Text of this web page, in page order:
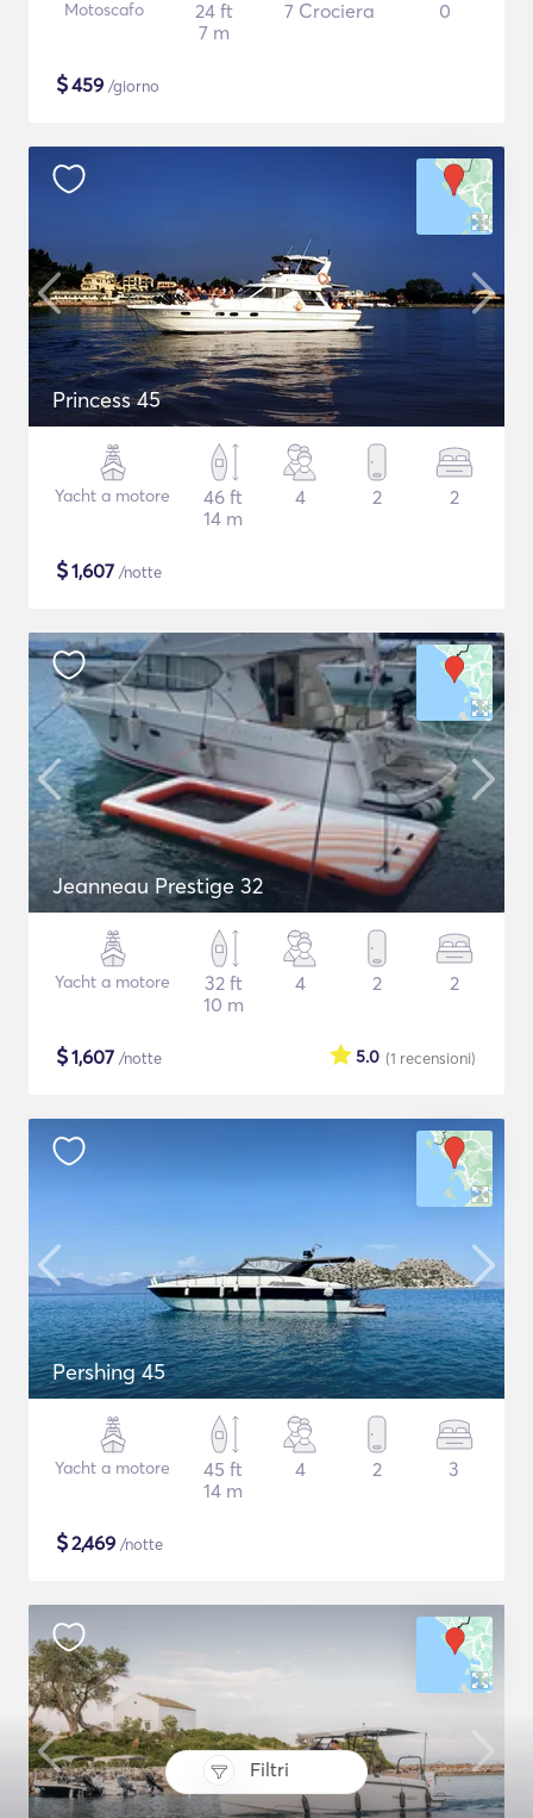
Filtri
Motoscafo
24 ft
7 m
7 Crociera 0
$459 /giorno
Princess 45
Yacht a motore
46 ft
14 m
4 2 2
$1,607 /notte
Jeanneau Prestige 32
Yacht a motore
32 ft
10 m
4 2 2
$1,607 /notte (1 recensioni)
5.0
Pershing 45
Yacht a motore
45 ft
14 m
4 2 3
$2,469 /notte